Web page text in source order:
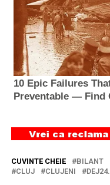
CUVINTE CHEIE BILANT
CLUJ
CLUJENI